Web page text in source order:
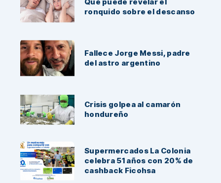
ronquido sobre el descanso
Fallece Jorge Messi, padre
del astro argentino
Crisis golpea al camarón
hondureño
Supermercados La Colonia
celebra 51 años con 20% de
cashback Ficohsa